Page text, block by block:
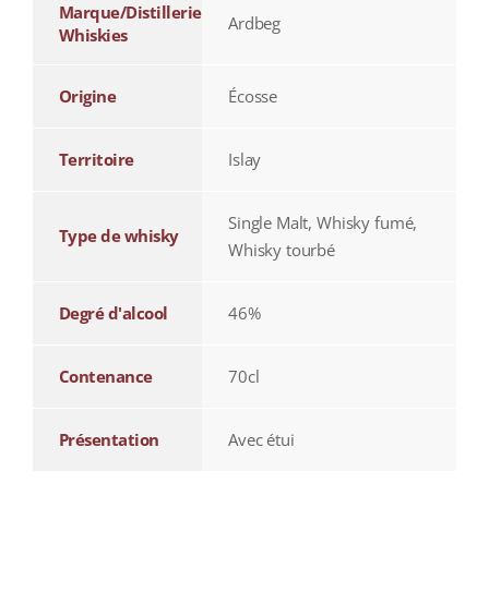
Marque/Distillerie
Whiskies
Ardbeg
Origine Écosse
Territoire Islay
Type de whisky
Single Malt, Whisky fumé,
Whisky tourbé
Degré d'alcool 46%
Contenance 70cl
Présentation Avec étui